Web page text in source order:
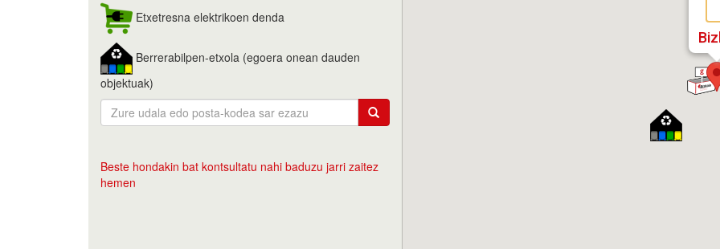
Etxetresna elektrikoen denda
Berrerabilpen-etxola (egoera onean dauden
objektuak)
Beste hondakin bat kontsultatu nahi baduzu jarri zaitez
hemen